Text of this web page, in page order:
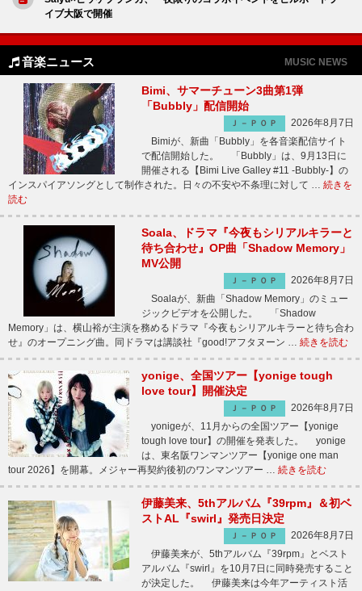
イブ大阪で開催
音楽ニュース MUSIC NEWS
Bimi、サマーチューン3曲第1弾
「Bubbly」配信開始
Ｊ－ＰＯＰ
2026年8月7日
Bimiが、新曲「Bubbly」を各音楽配信サイト
で配信開始した。 「Bubbly」は、9月13日に
開催される【Bimi Live Galley #11 -Bubbly-】の
インスパイアソングとして制作された。日々の不安や不条理に対して … 続きを
読む
Soala、ドラマ『今夜もシリアルキラーと
待ち合わせ』OP曲「Shadow Memory」
MV公開
Ｊ－ＰＯＰ
2026年8月7日
Soalaが、新曲「Shadow Memory」のミュー
ジックビデオを公開した。 「Shadow
Memory」は、横山裕が主演を務めるドラマ『今夜もシリアルキラーと待ち合わ
せ』のオープニング曲。同ドラマは講談社『good!アフタヌーン … 続きを読む
yonige、全国ツアー【yonige tough
love tour】開催決定
Ｊ－ＰＯＰ
2026年8月7日
yonigeが、11月からの全国ツアー【yonige
tough love tour】の開催を発表した。 yonige
は、東名阪ワンマンツアー【yonige one man
tour 2026】を開幕。メジャー再契約後初のワンマンツアー … 続きを読む
伊藤美来、5thアルバム『39rpm』＆初ベ
ストAL『swirl』発売日決定
Ｊ－ＰＯＰ
2026年8月7日
伊藤美来が、5thアルバム『39rpm』とベスト
アルバム『swirl』を10月7日に同時発売すること
が決定した。 伊藤美来は今年アーティスト活